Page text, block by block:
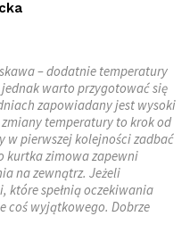
– dodatnie temperatury
jednak warto przygotować się
zapowiadany jest wysoki
temperatury to krok od
w pierwszej kolejności zadbać
kurtka zimowa zapewni
na zewnątrz. Jeżeli
które spełnią oczekiwania
coś wyjątkowego. Dobrze